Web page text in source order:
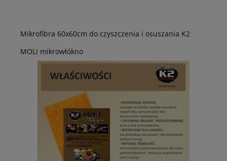
Mikrofibra 60x60cm do czyszczenia i osuszania K2
MOLI mikrowłókno